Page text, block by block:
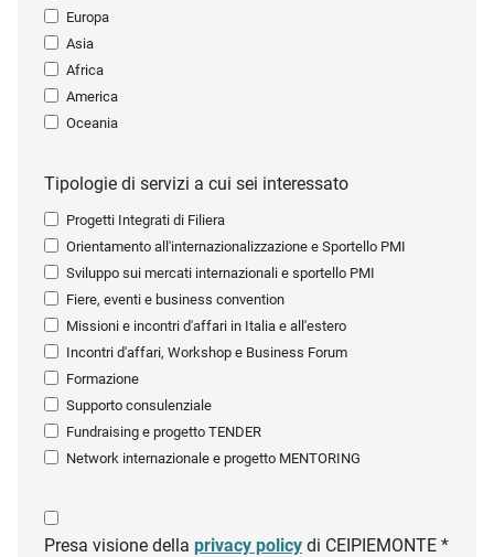
Europa
Asia
Africa
America
Oceania
Tipologie di servizi a cui sei interessato
Progetti Integrati di Filiera
Orientamento all'internazionalizzazione e Sportello PMI
Sviluppo sui mercati internazionali e sportello PMI
Fiere, eventi e business convention
Missioni e incontri d'affari in Italia e all'estero
Incontri d'affari, Workshop e Business Forum
Formazione
Supporto consulenziale
Fundraising e progetto TENDER
Network internazionale e progetto MENTORING
Presa visione della privacy policy di CEIPIEMONTE *